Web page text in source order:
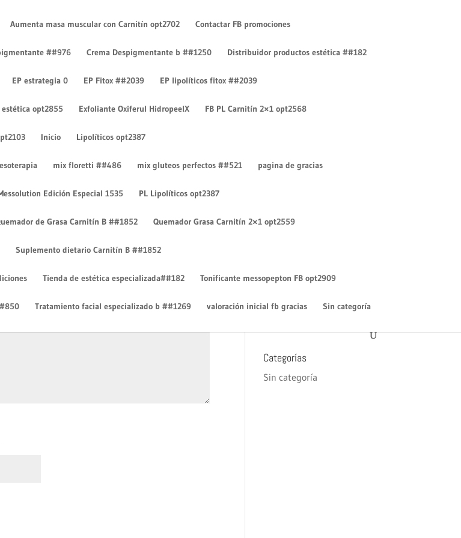
Aumenta masa muscular con Carnitín opt2702 Contactar FB promociones
##976 Crema Despigmentante b ##1250 Distribuidor productos estética ##182
EP estrategia 0 EP Fitox ##2039 EP lipolíticos fitox ##2039
opt2855 Exfoliante Oxiferul HidropeelX FB PL Carnitín 2×1 opt2568
Inicio Lipolíticos opt2387
mix floretti ##486 mix gluteos perfectos ##521 pagina de gracias
Edición Especial 1535 PL Lipolíticos opt2387
de Grasa Carnitín B ##1852 Quemador Grasa Carnitín 2×1 opt2559
Suplemento dietario Carnitín B ##1852
Tienda de estética especializada##182 Tonificante messopepton FB opt2909
Tratamiento facial especializado b ##1269 valoración inicial fb gracias Sin categoría
¡Hola mundo!
Un comentarista de
WordPressen¡Hola mundo!
Archivos
Categorías
Sin categoría